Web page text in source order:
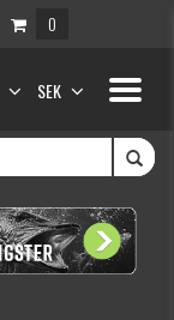
0
Toggle
SEK